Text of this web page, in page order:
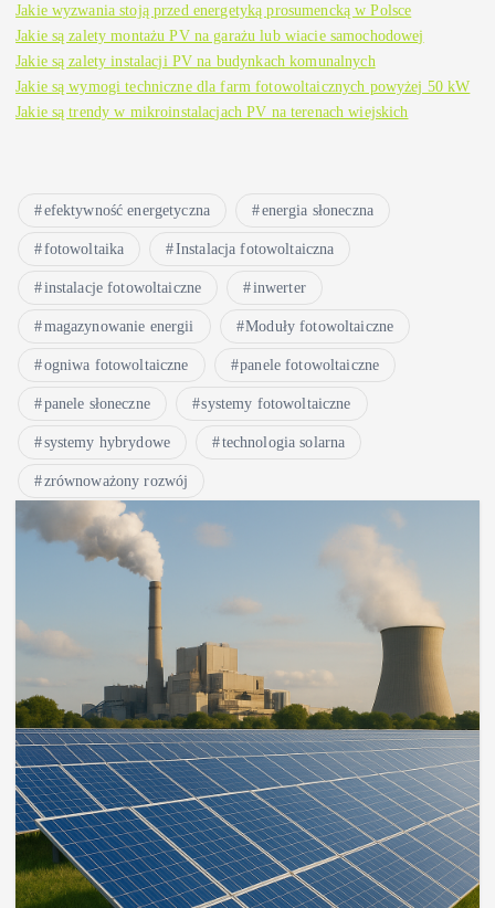
Jakie wyzwania stoją przed energetyką prosumencką w Polsce
Jakie są zalety montażu PV na garażu lub wiacie samochodowej
Jakie są zalety instalacji PV na budynkach komunalnych
Jakie są wymogi techniczne dla farm fotowoltaicznych powyżej 50 kW
Jakie są trendy w mikroinstalacjach PV na terenach wiejskich
efektywność energetyczna energia słoneczna
fotowoltaika Instalacja fotowoltaiczna
instalacje fotowoltaiczne inwerter
magazynowanie energii Moduły fotowoltaiczne
ogniwa fotowoltaiczne panele fotowoltaiczne
panele słoneczne systemy fotowoltaiczne
systemy hybrydowe technologia solarna
zrównoważony rozwój